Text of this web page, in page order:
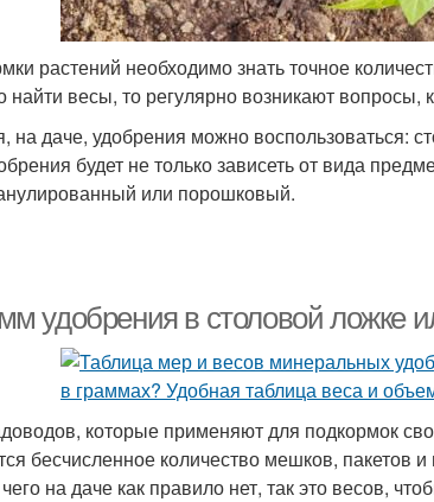
растений необходимо знать точное
весы, то регулярно возникают вопросы,
на даче, удобрения можно воспользоваться:
будет не только зависеть от вида
или порошковый.
удобрения в столовой ложке
которые применяют для подкормок
бесчисленное количество мешков, пакетов
на даче как правило нет, так это весов,